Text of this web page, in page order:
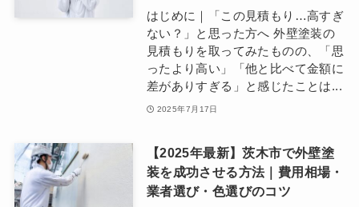
はじめに｜「この見積もり…高すぎ
ない？」と思った方へ 外壁塗装の
見積もりを取ってみたものの、「思
ったより高い」「他と比べて金額に
差がありすぎる」と感じたことは...
2025年7月17日
【2025年最新】茨木市で外壁塗
装を成功させる方法｜費用相場・
業者選び・色選びのコツ